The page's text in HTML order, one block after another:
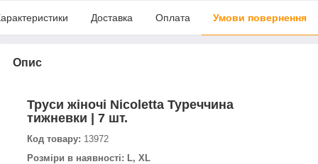
Доставка Оплата Умови повернення
Опис
Труси жіночі Nicoletta Туреччина
тижневки | 7 шт.
Код товару: 13972
Розміри в наявності: L, XL